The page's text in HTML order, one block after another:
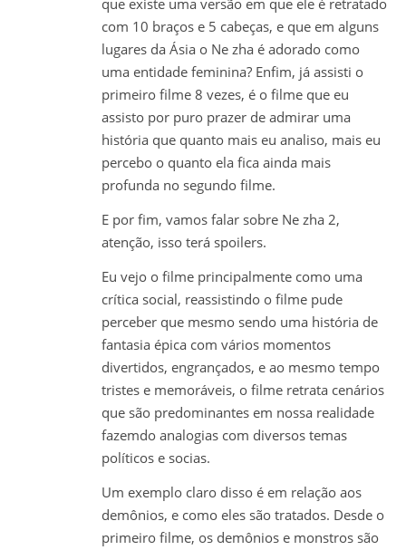
que existe uma versão em que ele é retratado
com 10 braços e 5 cabeças, e que em alguns
lugares da Ásia o Ne zha é adorado como
uma entidade feminina? Enfim, já assisti o
primeiro filme 8 vezes, é o filme que eu
assisto por puro prazer de admirar uma
história que quanto mais eu analiso, mais eu
percebo o quanto ela fica ainda mais
profunda no segundo filme.
E por fim, vamos falar sobre Ne zha 2,
atenção, isso terá spoilers.
Eu vejo o filme principalmente como uma
crítica social, reassistindo o filme pude
perceber que mesmo sendo uma história de
fantasia épica com vários momentos
divertidos, engrançados, e ao mesmo tempo
tristes e memoráveis, o filme retrata cenários
que são predominantes em nossa realidade
fazemdo analogias com diversos temas
políticos e socias.
Um exemplo claro disso é em relação aos
demônios, e como eles são tratados. Desde o
primeiro filme, os demônios e monstros são